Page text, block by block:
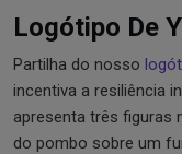
Logótipo De
Partilha do nosso
incentiva a resiliência
apresenta três figuras
do pombo sobre um